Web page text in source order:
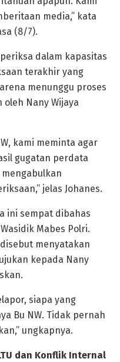
media,” kata
(8/7).
dalam kapasitas
terakhir yang
menunggu proses
Nany Wijaya
kami meminta agar
gugatan perdata
jelas Johanes.
ini sempat dibahas
Mabes Polri.
menyatakan
kepada Nany
siapa yang
Bu NW. Tidak pernah
ungkapnya.
dan Konflik Internal